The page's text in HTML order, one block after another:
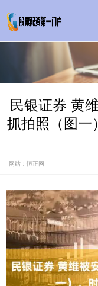
民银证券 黄
抓拍照（图一
网站：恒正网